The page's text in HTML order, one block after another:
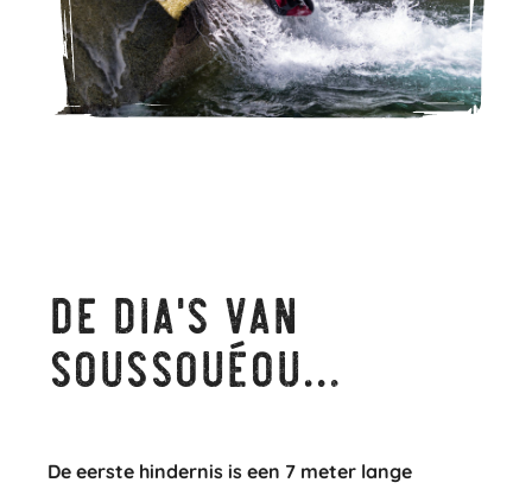
De dia's van
Soussouéou...
De eerste hindernis is een 7 meter lange